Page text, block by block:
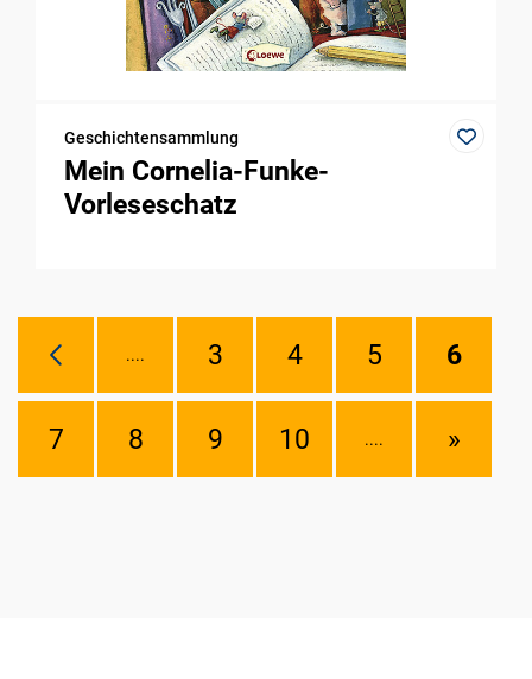
Geschichtensammlung
Mein Cornelia-Funke-
Vorleseschatz
.... 3 4 5 6
7 8 9 10 .... »